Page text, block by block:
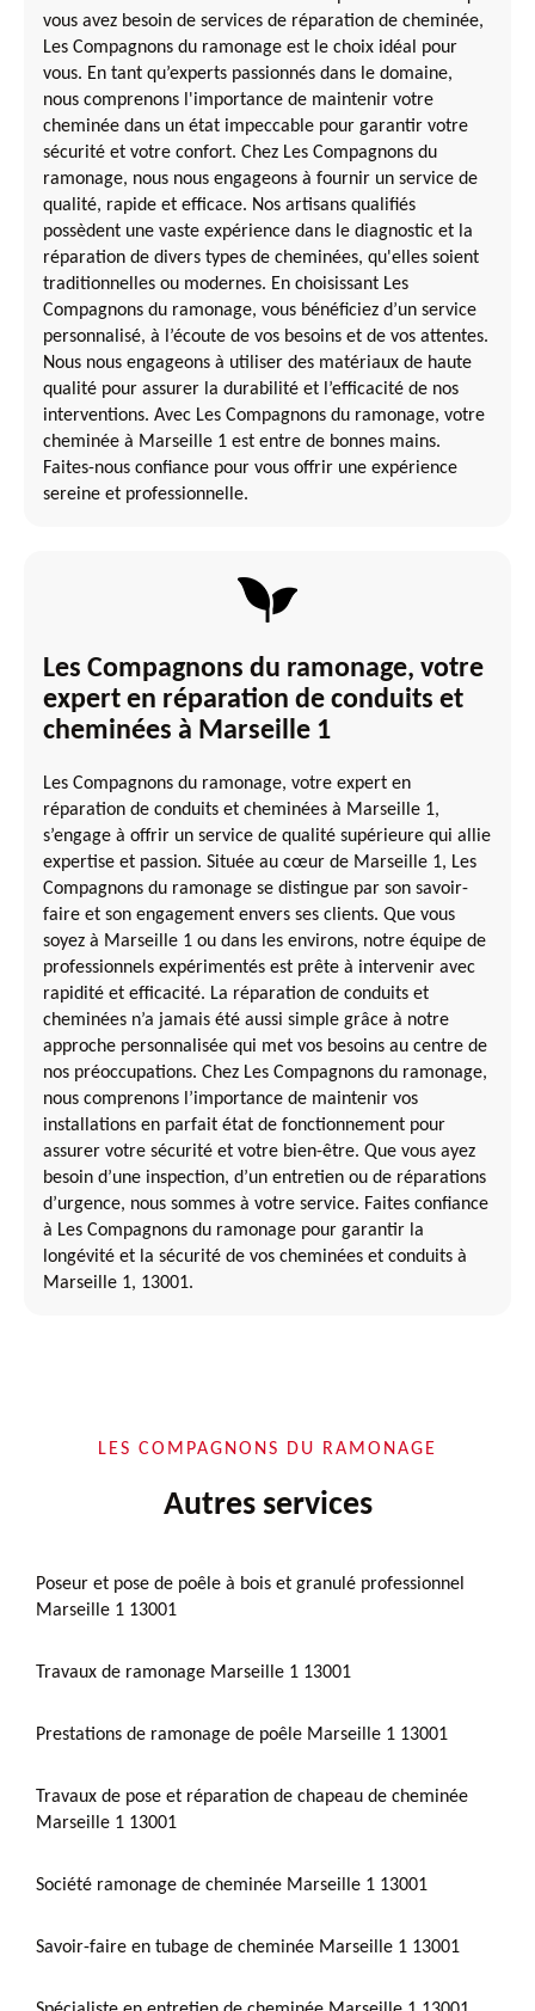
vous avez besoin de services de réparation de cheminée,
Les Compagnons du ramonage est le choix idéal pour
vous. En tant qu’experts passionnés dans le domaine,
nous comprenons l'importance de maintenir votre
cheminée dans un état impeccable pour garantir votre
sécurité et votre confort. Chez Les Compagnons du
ramonage, nous nous engageons à fournir un service de
qualité, rapide et efficace. Nos artisans qualifiés
possèdent une vaste expérience dans le diagnostic et la
réparation de divers types de cheminées, qu'elles soient
traditionnelles ou modernes. En choisissant Les
Compagnons du ramonage, vous bénéficiez d’un service
personnalisé, à l’écoute de vos besoins et de vos attentes.
Nous nous engageons à utiliser des matériaux de haute
qualité pour assurer la durabilité et l’efficacité de nos
interventions. Avec Les Compagnons du ramonage, votre
cheminée à Marseille 1 est entre de bonnes mains.
Faites-nous confiance pour vous offrir une expérience
sereine et professionnelle.
Les Compagnons du ramonage, votre
expert en réparation de conduits et
cheminées à Marseille 1
Les Compagnons du ramonage, votre expert en
réparation de conduits et cheminées à Marseille 1,
s’engage à offrir un service de qualité supérieure qui allie
expertise et passion. Située au cœur de Marseille 1, Les
Compagnons du ramonage se distingue par son savoir-
faire et son engagement envers ses clients. Que vous
soyez à Marseille 1 ou dans les environs, notre équipe de
professionnels expérimentés est prête à intervenir avec
rapidité et efficacité. La réparation de conduits et
cheminées n’a jamais été aussi simple grâce à notre
approche personnalisée qui met vos besoins au centre de
nos préoccupations. Chez Les Compagnons du ramonage,
nous comprenons l’importance de maintenir vos
installations en parfait état de fonctionnement pour
assurer votre sécurité et votre bien-être. Que vous ayez
besoin d’une inspection, d’un entretien ou de réparations
d’urgence, nous sommes à votre service. Faites confiance
à Les Compagnons du ramonage pour garantir la
longévité et la sécurité de vos cheminées et conduits à
Marseille 1, 13001.
LES COMPAGNONS DU RAMONAGE
Autres services
Poseur et pose de poêle à bois et granulé professionnel
Marseille 1 13001
Travaux de ramonage Marseille 1 13001
Prestations de ramonage de poêle Marseille 1 13001
Travaux de pose et réparation de chapeau de cheminée
Marseille 1 13001
Société ramonage de cheminée Marseille 1 13001
Savoir-faire en tubage de cheminée Marseille 1 13001